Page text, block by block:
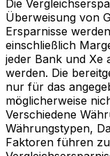
Die
Überweisung von
Ersparnisse
einschließlich
jeder Bank und Xe
werden. Die
nur für das
möglicherweise
Verschiedene
Währungstypen,
Faktoren führen